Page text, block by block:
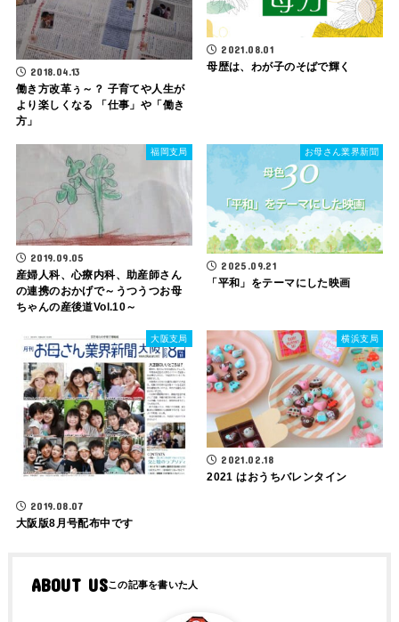
2018.04.13
働き方改革ぅ～？ 子育てや人生が
より楽しくなる 「仕事」や「働き
方」
2021.08.01
母歴は、わが子のそばで輝く
福岡支局
2019.09.05
産婦人科、心療内科、助産師さん
の連携のおかげで～うつうつお母
ちゃんの産後道Vol.10～
お母さん業界新聞
2025.09.21
「平和」をテーマにした映画
大阪支局
2019.08.07
大阪版8月号配布中です
横浜支局
2021.02.18
2021 はおうちバレンタイン
ABOUT US